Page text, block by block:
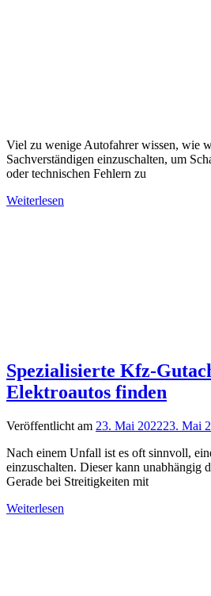
Viel zu wenige Autofahrer wissen, wie
Sachverständigen einzuschalten, um
oder technischen Fehlern zu
Weiterlesen
Spezialisierte Kfz-
Elektroautos finden
Veröffentlicht am 23. Mai 202223. Mai
Nach einem Unfall ist es oft sinnvoll,
einzuschalten. Dieser kann unabhängig
Gerade bei Streitigkeiten mit
Weiterlesen